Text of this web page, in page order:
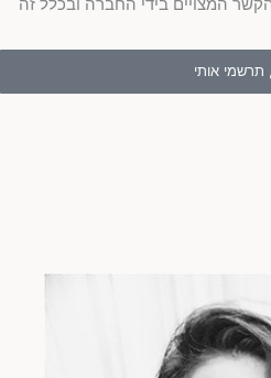
המצויים בידי החברה ובכלל זה
אותי